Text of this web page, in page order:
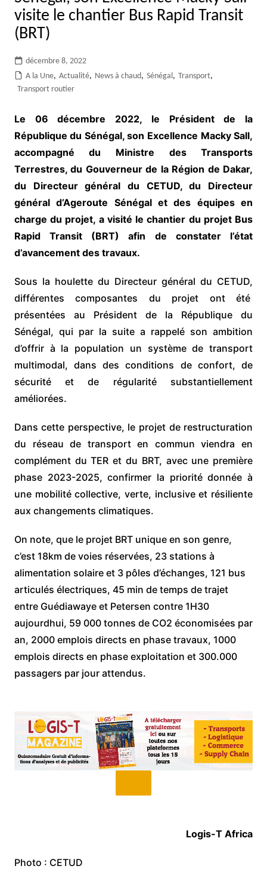
visite le chantier Bus Rapid Transit
(BRT)
décembre 8, 2022
A la Une, Actualité, News à chaud, Sénégal, Transport,
Transport routier
Le 06 décembre 2022, le Président de la
République du Sénégal, son Excellence Macky Sall,
accompagné du Ministre des Transports
Terrestres, du Gouverneur de la Région de Dakar,
du Directeur général du CETUD, du Directeur
général d’Ageroute Sénégal et des équipes en
charge du projet, a visité le chantier du projet Bus
Rapid Transit (BRT) afin de constater l’état
d’avancement des travaux.
Sous la houlette du Directeur général du CETUD,
différentes composantes du projet ont été
présentées au Président de la République du
Sénégal, qui par la suite a rappelé son ambition
d’offrir à la population un système de transport
multimodal, dans des conditions de confort, de
sécurité et de régularité substantiellement
améliorées.
Dans cette perspective, le projet de restructuration
du réseau de transport en commun viendra en
complément du TER et du BRT, avec une première
phase 2023-2025, confirmer la priorité donnée à
une mobilité collective, verte, inclusive et résiliente
aux changements climatiques.
On note, que le projet BRT unique en son genre,
c’est 18km de voies réservées, 23 stations à
alimentation solaire et 3 pôles d’échanges, 121 bus
articulés électriques, 45 min de temps de trajet
entre Guédiawaye et Petersen contre 1H30
aujourdhui, 59 000 tonnes de CO2 économisées par
an, 2000 emplois directs en phase travaux, 1000
emplois directs en phase exploitation et 300.000
passagers par jour attendus.
Logis-T Africa
Photo : CETUD